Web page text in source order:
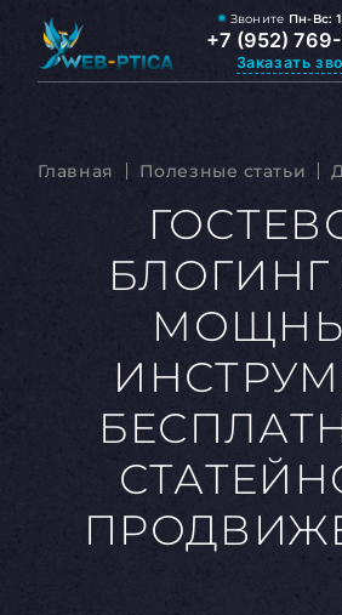
Звоните Пн-Вс:
+7 (952)
Заказать
РАЗРАБОТКА САЙТА
ВСЕ УСЛУГИ
ПОРТФОЛИО
ОБО МНЕ
БЛОГ
КОНТАКТЫ
Главная Полезные статьи
БЛОГИНГ